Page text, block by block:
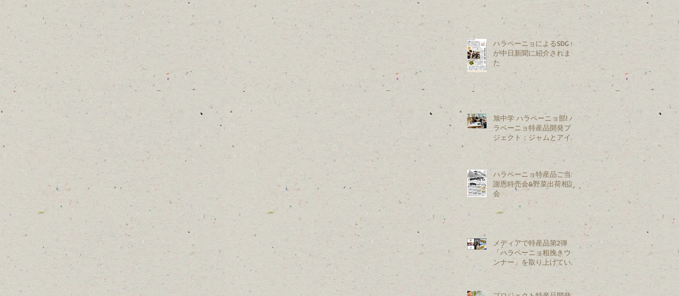
ハラペーニョによるSDGｓ
が中日新聞に紹介されまし
た
旭中学 ハラペーニョ部! ハ
ラペーニョ特産品開発プロ
ジェクト：ジャムとアイス
ハラペーニョ特産品ご当地
謝恩特売会&野菜出荷相談
会
メディアで特産品第2弾
「ハラペーニョ粗挽きウイ
ンナー」を取り上げていた